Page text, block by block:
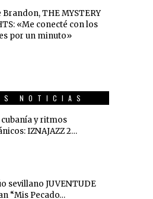
Brandon, THE MYSTERY
«Me conecté con los
por un minuto»
NOTICIAS
cubanía y ritmos
IZNAJAZZ 2…
sevillano JUVENTUDE
“Mis Pecado…